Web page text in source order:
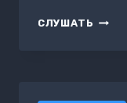
СЛУШАТЬ